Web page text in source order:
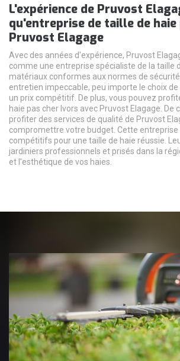
L'expérience de Pruvost
qu'entreprise de taille de haie
Pruvost Elagage
Avec des années d'expérience, Pruvost
comme une entreprise spécialiste de la taille
matériaux conformes aux normes de
entretien impeccable, peu importe le choix
un prix compétitif. De plus, vous pouvez
haie pas cher Ivors avec Pruvost Elagage. De
profiter des services de qualité de Pruvost
compromettre votre budget. Cette
compétitifs pour une taille de haie réussie.
jardiniers professionnels et prisés dans la
et l'esthétique de vos haies.